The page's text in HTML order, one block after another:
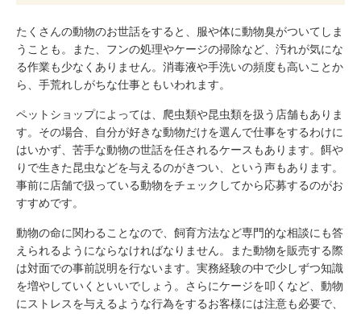
たくさんの動物のお世話をすると、服や体に動物臭がついてしま
うことも。また、フンの処理やケージの掃除など、汚れが気にな
る作業も少なくありません。消毒液や手洗いの頻度も高いことか
ら、手荒れしがちな仕事ともいわれます。
ペットショップによっては、爬虫類や昆虫類を扱う店舗もありま
す。その場合、自分が好きな動物だけを選んで仕事をするわけに
はいかず、苦手な動物の世話を任されるケースもあります。餌や
りで生きた昆虫などを与えるのがきつい、という声もあります。
事前に店舗で扱っている動物をチェックしてから応募するのがお
すすめです。
動物の命に関わることなので、飼育方法など専門的な相談にも答
えられるようにならなければなりません。また動物を販売する際
は対面での事前説明を行ないます。実務経験の中で少しずつ知識
を増やしていくといいでしょう。さらにケージを叩くなど、動物
にストレスを与えるような行為をするお客様には注意も必要で、